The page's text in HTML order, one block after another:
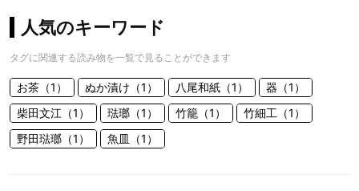
人気のキーワード
タグに関連する読み物を一覧で見ることができます
お茶（1） ぬか漬け（1） 八尾和紙（1）
器（1）
柴田文江（1）
琺瑯（1） 竹籠（1）
竹細工（1）
野田琺瑯（1）
魚皿（1）